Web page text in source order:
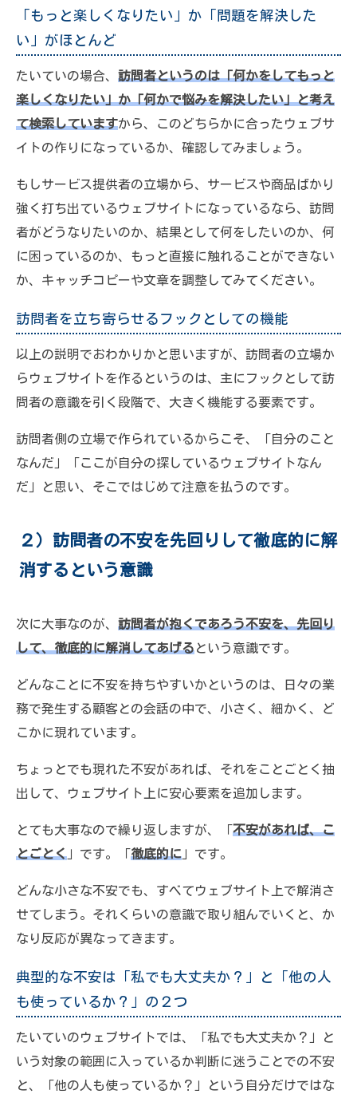
「もっと楽しくなりたい」か「問題を解決した
い」がほとんど
たいていの場合、 訪問者というのは「何かをしてもっと
楽しくなりたい」か「何かで悩みを解決したい」と考え
て検索していますから、このどちらかに合ったウェブサ
イトの作りになっているか、確認してみましょう。
もしサービス提供者の立場から、サービスや商品ばかり
強く打ち出ているウェブサイトになっているなら、訪問
者がどうなりたいのか、結果として何をしたいのか、何
に困っているのか、もっと直接に触れることができない
か、キャッチコピーや文章を調整してみてください。
訪問者を立ち寄らせるフックとしての機能
以上の説明でおわかりかと思いますが、訪問者の立場か
らウェブサイトを作るというのは、主にフックとして訪
問者の意識を引く段階で、大きく機能する要素です。
訪問者側の立場で作られているからこそ、「自分のこと
なんだ」「ここが自分の探しているウェブサイトなん
だ」と思い、そこではじめて注意を払うのです。
２）訪問者の不安を先回りして徹底的に解
消するという意識
次に大事なのが、 訪問者が抱くであろう不安を、先回り
して、徹底的に解消してあげるという意識です。
どんなことに不安を持ちやすいかというのは、日々の業
務で発生する顧客との会話の中で、小さく、細かく、ど
こかに現れています。
ちょっとでも現れた不安があれば、それをことごとく抽
出して、ウェブサイト上に安心要素を追加します。
とても大事なので繰り返しますが、「不安があれば、こ
とごとく 」です。「徹底的に 」です。
どんな小さな不安でも、すべてウェブサイト上で解消さ
せてしまう。それくらいの意識で取り組んでいくと、か
なり反応が異なってきます。
典型的な不安は「私でも大丈夫か？」と「他の人
も使っているか？」の２つ
たいていのウェブサイトでは、「私でも大丈夫か？」と
いう対象の範囲に入っているか判断に迷うことでの不安
と、「他の人も使っているか？」という自分だけではな